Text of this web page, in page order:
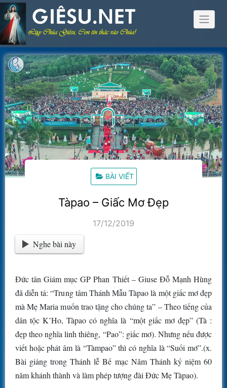
Skip
to
content
BÀI VIẾT
Tàpao – Giấc Mơ Đẹp
17/12/2019
Nghe bài này
Đức tân Giám mục GP Phan Thiết – Giuse Đỗ Mạnh Hùng
đã diễn tả: “Trung tâm Thánh Mẫu Tàpao là một giấc mơ đẹp
mà Mẹ Maria muốn trao tặng cho chúng ta” – Theo tiếng của
dân tộc K’Ho, Tàpao có nghĩa là “một giấc mơ đẹp” (Tà :
đẹp theo nghĩa linh thiêng, “Pao”: giấc mơ). Nhưng nếu được
viết hoặc phát âm là “Tàmpao” thì có nghĩa là “Suối mơ”.(x.
Bài giảng trong Thánh lễ Bế mạc Năm Thánh kỷ niệm 60
năm khánh thành và làm phép tượng đài Đức Mẹ Tàpao).